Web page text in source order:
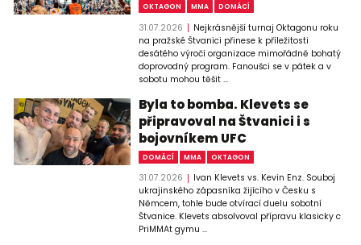
OKTAGON MMA DOMÁCÍ
31.07.2026
Nejkrásnější turnaj Oktagonu roku
na pražské Štvanici přinese k příležitosti
desátého výročí organizace mimořádně bohatý
doprovodný program. Fanoušci se v pátek a v
sobotu mohou těšit ...
Byla to bomba. Klevets se
připravoval na Štvanici i s
bojovníkem UFC
DOMÁCÍ MMA OKTAGON
31.07.2026
Ivan Klevets vs. Kevin Enz. Souboj
ukrajinského zápasníka žijícího v Česku s
Němcem, tohle bude otvírací duelu sobotní
Štvanice. Klevets absolvoval přípravu klasicky c
PriMMAt gymu ...